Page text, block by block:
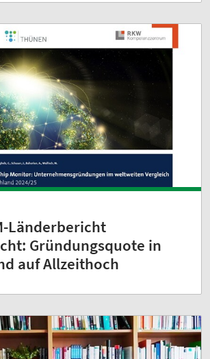
Länderbericht
Gründungsquote in
auf Allzeithoch